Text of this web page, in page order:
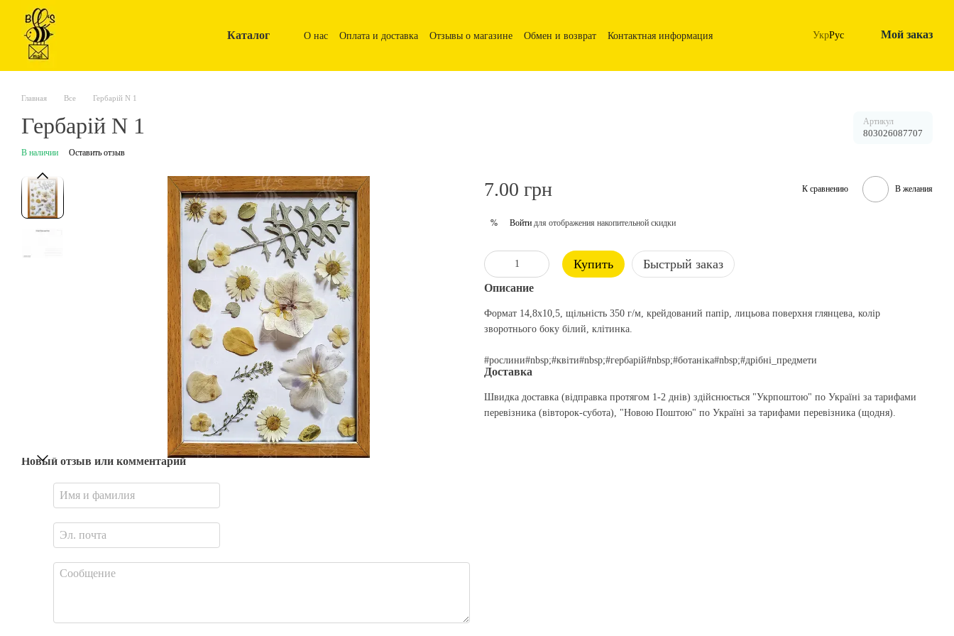
Перейти к основному контенту
Каталог О нас Оплата и доставка Отзывы о магазине Обмен и возврат Контактная информация УкрРус Мой заказ
Главная Все Гербарій N 1
Гербарій N 1 Артикул
803026087707
В наличии Оставить отзыв
Новый отзыв или комментарий
7.00 грн К сравнению В желания
% Войти для отображения накопительной скидки
Купить Быстрый заказ
Описание
Формат 14,8х10,5, щільність 350 г/м, крейдований папір, лицьова поверхня глянцева, колір
зворотнього боку білий, клітинка.
#рослини#nbsp;#квіти#nbsp;#гербарій#nbsp;#ботаніка#nbsp;#дрібні_предмети
Доставка
Швидка доставка (відправка протягом 1-2 днів) здійснюється "Укрпоштою" по Україні за тарифами
перевізника (вівторок-субота), "Новою Поштою" по Україні за тарифами перевізника (щодня).